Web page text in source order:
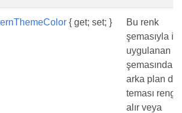
{ get; set; }
Bu renk
şemasıyla
uygulanan
şemasındaki
arka plan
teması
alır veya